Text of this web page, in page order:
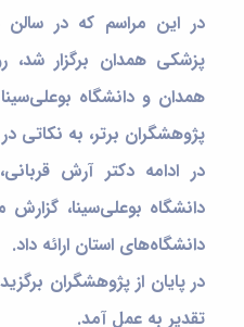
روابط
عمومی
وظایف و
مسئولیت
امور
اجرایی
و
هماهنگی
تشریفات
و
گردهمایی
ها
مدیریت
فناوری
اطلاعات
امنیت
فضای
مجازی
مدیریت
برنامه،
بودجه
و
پردیس
علم
در این مراسم که در
پزشکی همدان برگزار شد،
همدان و دانشگاه
پژوهشگران برتر، به نکاتی
در ادامه دکتر آرش
دانشگاه بوعلی‌سینا،
دانشگاه‌های استان ارائه داد.
در پایان از پژوهشگران
تقدیر به عمل آمد.